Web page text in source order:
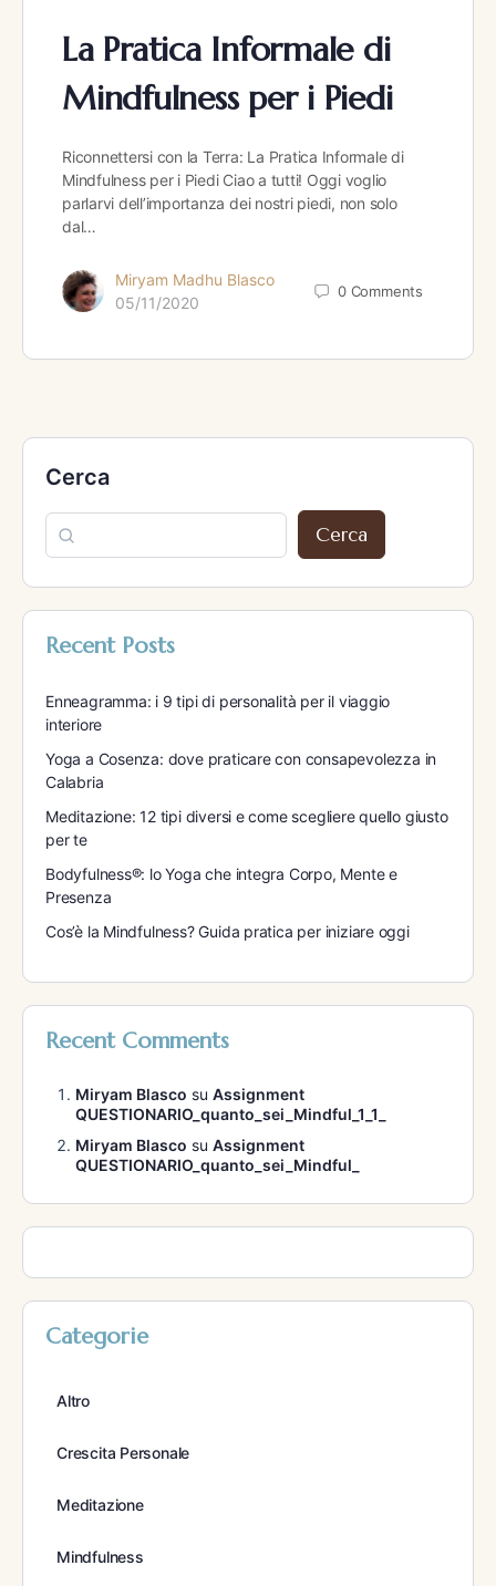
La Pratica Informale di
Mindfulness per i Piedi
Riconnettersi con la Terra: La Pratica Informale di
Mindfulness per i Piedi Ciao a tutti! Oggi voglio
parlarvi dell’importanza dei nostri piedi, non solo
dal…
Miryam Madhu Blasco
05/11/2020
0 Comments
Cerca
Cerca
Recent Posts
Enneagramma: i 9 tipi di personalità per il viaggio
interiore
Yoga a Cosenza: dove praticare con consapevolezza in
Calabria
Meditazione: 12 tipi diversi e come scegliere quello giusto
per te
Bodyfulness®: lo Yoga che integra Corpo, Mente e
Presenza
Cos’è la Mindfulness? Guida pratica per iniziare oggi
Recent Comments
Miryam Blasco su Assignment
QUESTIONARIO_quanto_sei_Mindful_1_1_
Miryam Blasco su Assignment
QUESTIONARIO_quanto_sei_Mindful_
Categorie
Altro
Crescita Personale
Meditazione
Mindfulness